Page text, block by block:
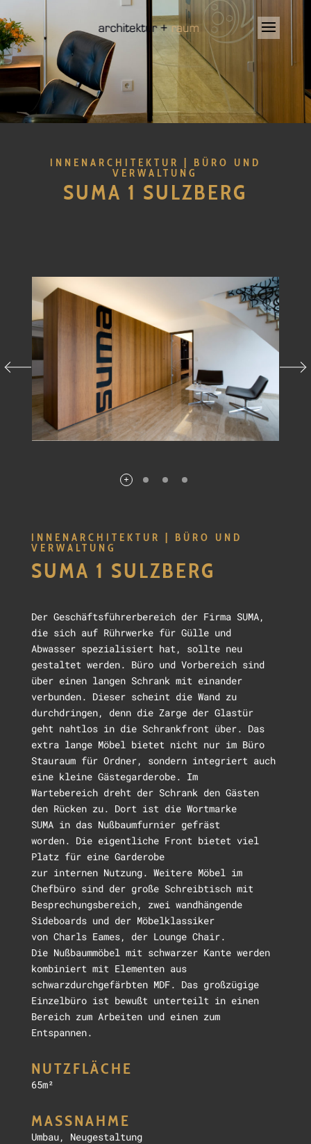
INNENARCHITEKTUR | BÜRO UND
VERWALTUNG
SUMA 1 SULZBERG
INNENARCHITEKTUR | BÜRO UND
VERWALTUNG
SUMA 1 SULZBERG
Der Geschäftsführerbereich der Firma SUMA,
diesich auf Rührwerke für Gülle und
Abwasser spezialisiert hat, sollte neu
gestaltetwerden. Büro und Vorbereich sind
über einen langen Schrank mit einander
verbunden. Dieser scheint die Wand zu
durchdringen, denndie Zarge der Glastür
geht nahtlos in die Schrankfront über. Das
extra lange Möbel bietet nicht nur im Büro
Stauraum für Ordner, sondern integriert auch
eine kleine Gästegarderobe. Im
Wartebereich dreht der Schrank den Gästen
den Rücken zu. Dort istdie Wortmarke
SUMAin das Nußbaumfurniergefräst
worden. Die eigentliche Front bietet viel
Platz für eine Garderobe
zur internenNutzung. Weitere Möbel im
Chefbüro sind der große Schreibtisch mit
Besprechungsbereich, zwei wandhängende
Sideboards und der Möbelklassiker
von CharlsEames, der Lounge Chair.
Die Nußbaummöbelmit schwarzer Kante werden
kombiniert mit Elementen aus
schwarzdurchgefärbten MDF. Das großzügige
Einzelbüro ist bewußtunterteilt in einen
Bereich zum Arbeitenund einen zum
Entspannen.
NUTZFLÄCHE
65m²
MASSNAHME
Umbau, Neugestaltung